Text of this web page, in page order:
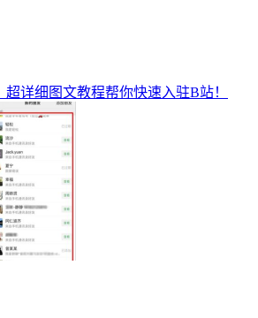
详细图文教程帮你快速入驻B站！